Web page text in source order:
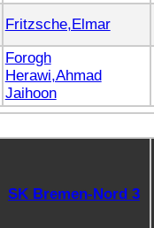
Fritzsche,Elmar
Forogh
Herawi,Ahmad
Jaihoon
SK Bremen-Nord 3